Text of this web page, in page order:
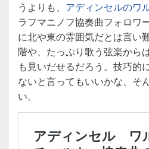
うよりも、 アディンセルのワ
ラフマニノフ協奏曲フォロワ
に北や東の雰囲気だとは言い
階や、たっぷり歌う弦楽から
も見いだせるだろう。技巧的
ないと言ってもいいかな、そ
い。